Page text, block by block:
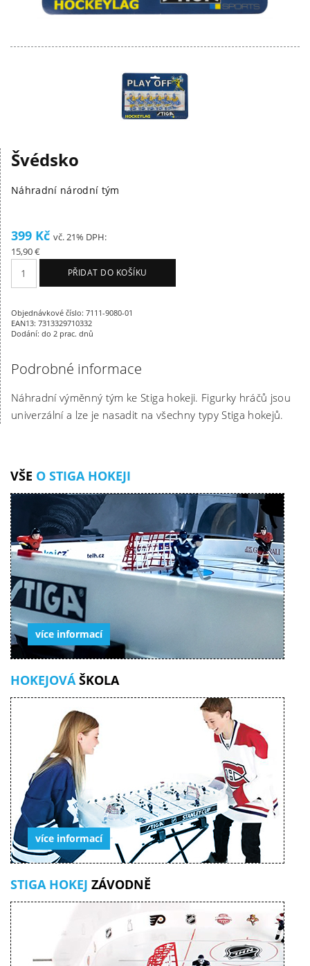
Švédsko
Náhradní národní tým
399 Kč vč. 21% DPH:
15,90 €
PŘIDAT DO KOŠÍKU
Objednávkové číslo: 7111-9080-01
EAN13: 7313329710332
Dodání: do 2 prac. dnů
Podrobné informace
Náhradní výměnný tým ke Stiga hokeji. Figurky hráčů jsou
univerzální a lze je nasadit na všechny typy Stiga hokejů.
VŠE O STIGA HOKEJI
více informací
HOKEJOVÁ ŠKOLA
více informací
STIGA HOKEJ ZÁVODNĚ